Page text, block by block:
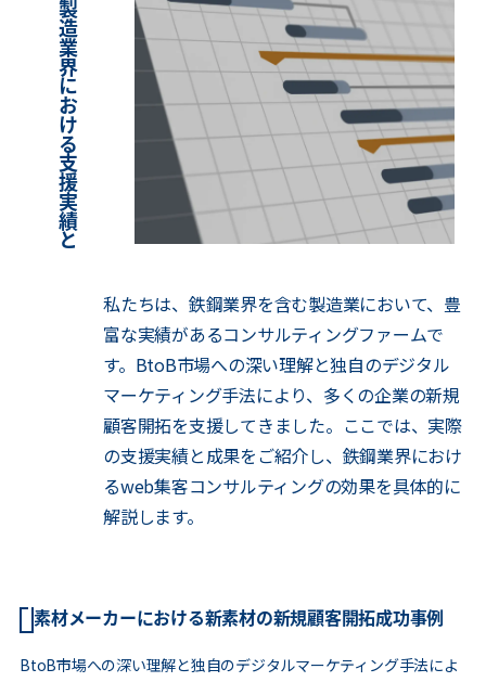
鉄
鋼
・
製
造
業
界
に
お
け
る
支
援
実
績
と
成
私たちは、鉄鋼業界を含む製造業において、豊
富な実績があるコンサルティングファームで
す。BtoB市場への深い理解と独自のデジタル
マーケティング手法により、多くの企業の新規
顧客開拓を支援してきました。ここでは、実際
の支援実績と成果をご紹介し、鉄鋼業界におけ
るweb集客コンサルティングの効果を具体的に
解説します。
素材メーカーにおける新素材の新規顧客開拓成功事例
BtoB市場への深い理解と独自のデジタルマーケティング手法によ